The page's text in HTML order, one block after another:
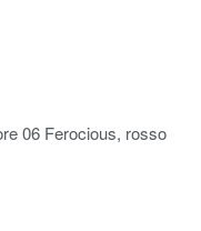
06 Ferocious, rosso